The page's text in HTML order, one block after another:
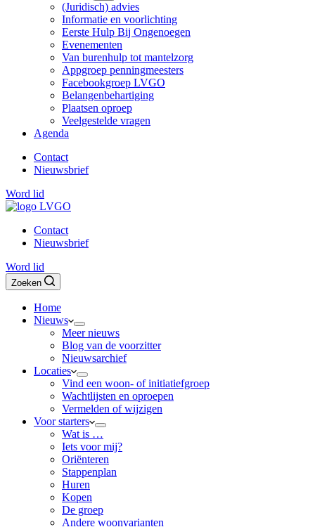
(Juridisch) advies
Informatie en voorlichting
Eerste Hulp Bij Ongenoegen
Evenementen
Van burenhulp tot mantelzorg
Appgroep penningmeesters
Facebookgroep LVGO
Belangenbehartiging
Plaatsen oproep
Veelgestelde vragen
Agenda
Contact
Nieuwsbrief
Word lid
Contact
Nieuwsbrief
Word lid
Zoeken
Home
Nieuws
Meer nieuws
Blog van de voorzitter
Nieuwsarchief
Locaties
Vind een woon- of initiatiefgroep
Wachtlijsten en oproepen
Vermelden of wijzigen
Voor starters
Wat is …
Iets voor mij?
Oriënteren
Stappenplan
Huren
Kopen
De groep
Andere woonvarianten